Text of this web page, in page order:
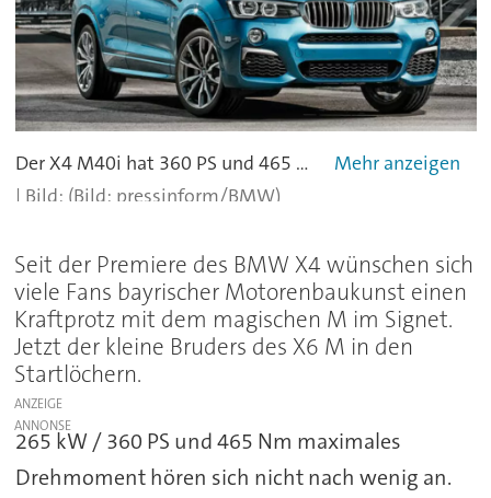
Der X4 M40i hat 360 PS und 465 Nm maximales Drehmoment. - alle
(Bild: pressinform/BMW)
Seit der Premiere des BMW X4 wünschen sich
viele Fans bayrischer Motorenbaukunst einen
Kraftprotz mit dem magischen M im Signet.
Jetzt der kleine Bruders des X6 M in den
Startlöchern.
ANZEIGE
265 kW / 360 PS und 465 Nm maximales
Drehmoment hören sich nicht nach wenig an.